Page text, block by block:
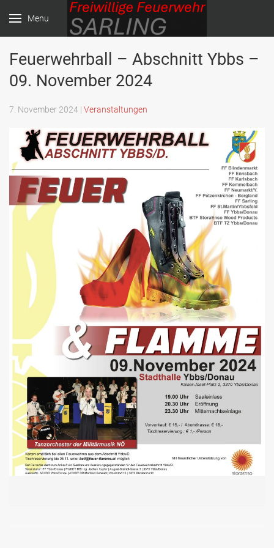
Menu
Freiwillige Feuerwehr
Sarling
Feuerwehrball – Abschnitt Ybbs –
09. November 2024
7. November 2024 | Veranstaltungen